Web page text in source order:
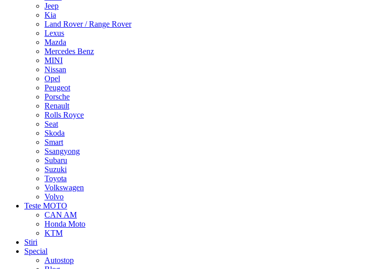
Jeep
Kia
Land Rover / Range Rover
Lexus
Mazda
Mercedes Benz
MINI
Nissan
Opel
Peugeot
Porsche
Renault
Rolls Royce
Seat
Skoda
Smart
Ssangyong
Subaru
Suzuki
Toyota
Volkswagen
Volvo
Teste MOTO
CAN AM
Honda Moto
KTM
Stiri
Special
Autostop